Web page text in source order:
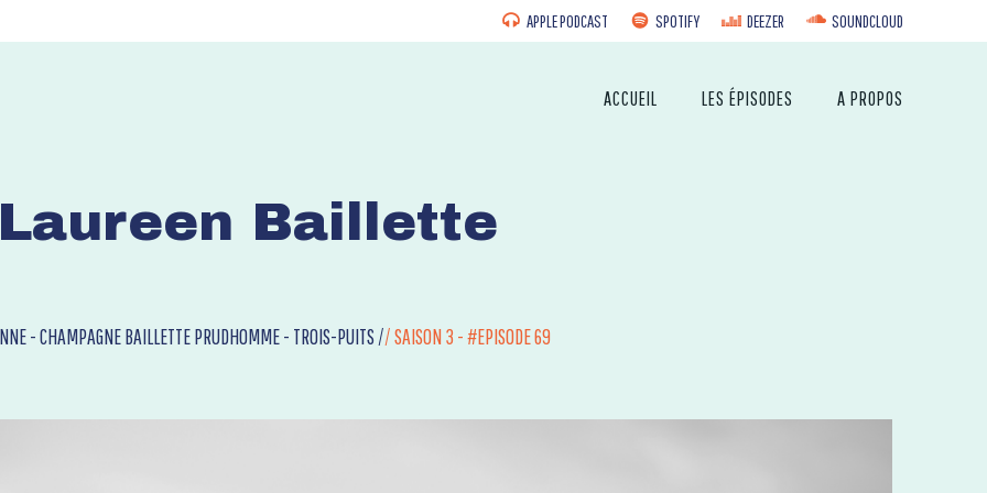
APPLE PODCAST SPOTIFY DEEZER SOUNDCLOUD
ACCUEIL LES ÉPISODES A PROPOS
Laureen Baillette
- CHAMPAGNE BAILLETTE PRUDHOMME - TROIS-PUITS //SAISON 3 - #EPISODE 69